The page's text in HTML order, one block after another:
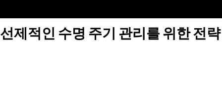
선제적인 수명 주기 관리를 위한 전략